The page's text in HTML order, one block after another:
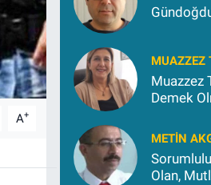
A+
MUAZZEZ
Muazzez
Demek
METIN
Olan,